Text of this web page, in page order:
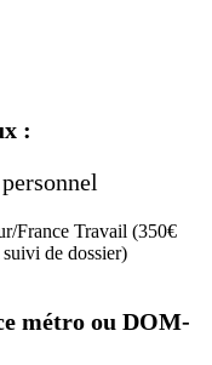
:
France Travail (350€
de dossier)
métro ou DOM-